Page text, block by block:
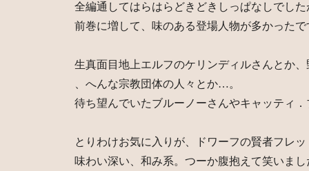
全編通してはらはらどきどきしっぱなしでし
前巻に増して、味のある登場人物が多かったで
生真面目地上エルフのケリンディルさんとか
、へんな宗教団体の人々とか…。
待ち望んでいたブルーノーさんやキャッティ
とりわけお気に入りが、ドワーフの賢者フレ
味わい深い、和み系。つーか腹抱えて笑いまし